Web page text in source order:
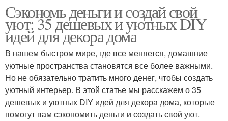
Сэкономь деньги и создай свой
уют: 35 дешевых и уютных DIY
идей для декора дома
В нашем быстром мире, где все меняется, домашние
уютные пространства становятся все более важными.
Но не обязательно тратить много денег, чтобы создать
уютный интерьер. В этой статье мы расскажем о 35
дешевых и уютных DIY идей для декора дома, которые
помогут вам сэкономить деньги и создать свой уют.